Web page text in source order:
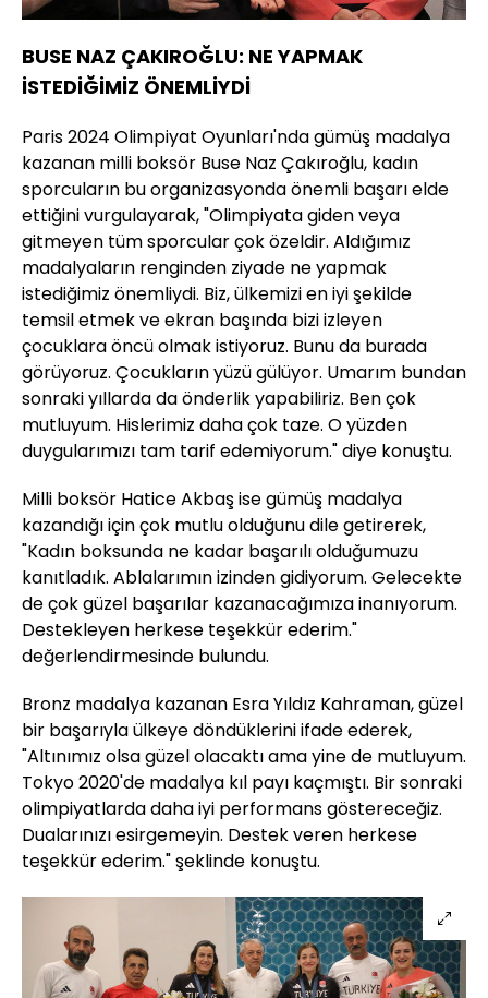
BUSE NAZ ÇAKIROĞLU: NE YAPMAK
İSTEDİĞİMİZ ÖNEMLİYDİ
Paris 2024 Olimpiyat Oyunları'nda gümüş madalya
kazanan milli boksör Buse Naz Çakıroğlu, kadın
sporcuların bu organizasyonda önemli başarı elde
ettiğini vurgulayarak, "Olimpiyata giden veya
gitmeyen tüm sporcular çok özeldir. Aldığımız
madalyaların renginden ziyade ne yapmak
istediğimiz önemliydi. Biz, ülkemizi en iyi şekilde
temsil etmek ve ekran başında bizi izleyen
çocuklara öncü olmak istiyoruz. Bunu da burada
görüyoruz. Çocukların yüzü gülüyor. Umarım bundan
sonraki yıllarda da önderlik yapabiliriz. Ben çok
mutluyum. Hislerimiz daha çok taze. O yüzden
duygularımızı tam tarif edemiyorum." diye konuştu.
Milli boksör Hatice Akbaş ise gümüş madalya
kazandığı için çok mutlu olduğunu dile getirerek,
"Kadın boksunda ne kadar başarılı olduğumuzu
kanıtladık. Ablalarımın izinden gidiyorum. Gelecekte
de çok güzel başarılar kazanacağımıza inanıyorum.
Destekleyen herkese teşekkür ederim."
değerlendirmesinde bulundu.
Bronz madalya kazanan Esra Yıldız Kahraman, güzel
bir başarıyla ülkeye döndüklerini ifade ederek,
"Altınımız olsa güzel olacaktı ama yine de mutluyum.
Tokyo 2020'de madalya kıl payı kaçmıştı. Bir sonraki
olimpiyatlarda daha iyi performans göstereceğiz.
Dualarınızı esirgemeyin. Destek veren herkese
teşekkür ederim." şeklinde konuştu.